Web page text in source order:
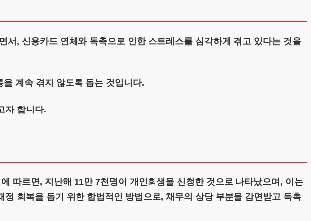
, 신용카드 연체와 독촉으로 인한 스트레스를 심각하게 겪고 있다는 것을
계속 겪지 않도록 돕는 것입니다.
자 합니다.
따르면, 지난해 11만 7천명이 개인회생을 신청한 것으로 나타났으며, 이는
회복을 돕기 위한 합법적인 방법으로, 채무의 상당 부분을 감면받고 독촉